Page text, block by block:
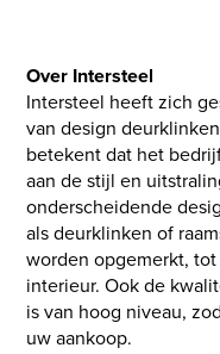
Over Intersteel
Intersteel heeft zich
van design
betekent dat het
aan de stijl en
onderscheidende
als deurklinken of
worden opgemerkt,
interieur. Ook de
is van hoog niveau,
uw aankoop.